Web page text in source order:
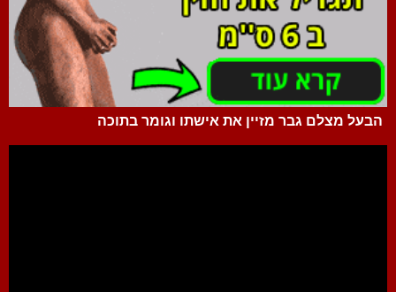
הבעל מצלם גבר מזיין את אישתו וגומר בתוכה